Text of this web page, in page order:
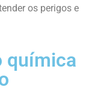
os perigos e
química